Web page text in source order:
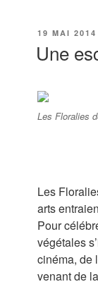
PUBLIÉ
19 MAI 2014
Une
Les Floralies
Les
arts
Pour
végétales
cinéma, de
venant de